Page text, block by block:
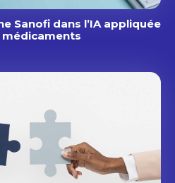
Sanofi dans l’IA appliquée